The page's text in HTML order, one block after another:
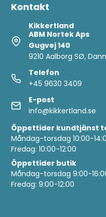
Kontakt
Kikkertland
ABM Nortek Aps
Gugvej 140
9210 Aalborg SØ,
Telefon
+45 9630 3409
E-post
info@kikkertland.se
Öppettider kundtjänst
Måndag-torsdag 10:00-
Fredag: 10:00-12:00
Öppettider butik
Måndag-torsdag 9:00-
Fredag: 9:00-12:00